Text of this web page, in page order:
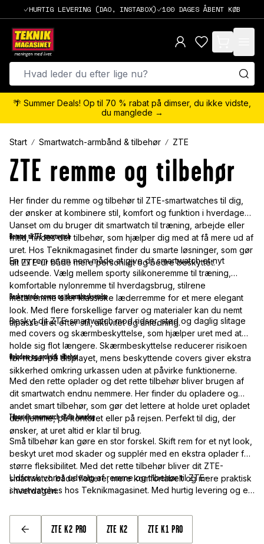
HURTIG LEVERING (DAO, INSTABOX) 100 DAGES ÅBENT KØB
items in cart,
🌴 Summer Deals! Op til 70 % rabat på dimser, du ikke vidste,
du manglede →
Start Smartwatch-armbånd & tilbehør ZTE
ZTE remme og tilbehør
Her finder du remme og tilbehør til ZTE-smartwatches til dig,
der ønsker at kombinere stil, komfort og funktion i hverdagen.
Uanset om du bruger dit smartwatch til træning, arbejde eller
fritid, findes der tilbehør, som hjælper dig med at få mere ud af
uret. Hos Teknikmagasinet finder du smarte løsninger, som gør
dit ZTE-ur både mere personligt og bedre beskyttet.
Remme til ZTE smartwatch
En ny rem er en nem måde at give dit smartwatch et nyt
udseende. Vælg mellem sporty silikoneremme til træning,
komfortable nylonremme til hverdagsbrug, stilrene
metalremme eller klassiske læderremme for et mere elegant
look. Med flere forskellige farver og materialer kan du nemt
tilpasse uret efter stil, aktivitet og anledning.
Beskyttende covers og skærmbeskyttelse
Beskyt dit ZTE-smartwatch mod ridser, stød og daglig slitage
med covers og skærmbeskyttelse, som hjælper uret med at
holde sig flot længere. Skærmbeskyttelse reducerer risikoen
for ridser på displayet, mens beskyttende covers giver ekstra
sikkerhed omkring urkassen uden at påvirke funktionerne.
Opladere og praktisk tilbehør
Med den rette oplader og det rette tilbehør bliver brugen af
dit smartwatch endnu nemmere. Her finder du opladere og
andet smart tilbehør, som gør det lettere at holde uret opladet
derhjemme, på kontoret eller på rejsen. Perfekt til dig, der
ønsker, at uret altid er klar til brug.
Tilpas dit smartwatch til din hverdag
Små tilbehør kan gøre en stor forskel. Skift rem for et nyt look,
beskyt uret mod skader og supplér med en ekstra oplader for
større fleksibilitet. Med det rette tilbehør bliver dit ZTE-
smartwatch både flottere, mere komfortabelt og mere praktisk
i hverdagen.
Udforsk vores udvalg af remme og tilbehør til ZTE-
smartwatches hos Teknikmagasinet. Med hurtig levering og et
netop dit ur.
TILBAGE
ZTE K2 PRO ZTE K2 ZTE K1 PRO